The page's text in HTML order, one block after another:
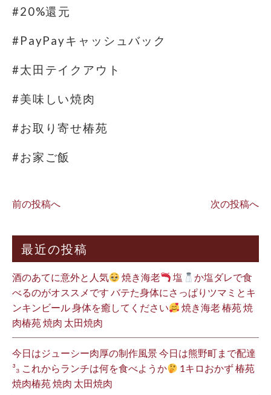
#20%還元
#PayPayキャッシュバック
#太田テイクアウト
#美味しい焼肉
#お取り寄せ椿苑
#お家ご飯
前の投稿へ 次の投稿へ
最近の投稿
酒のあてに意外と人気 焼き海老 塩
か塩ダレで食
べるのがオススメです バテた身体にさっぱりツマミとキ
ンキンビール 身体を癒してください
焼き海老 椿苑 焼
肉椿苑 焼肉 太田焼肉
今日はジューシー肉厚の制作風景 今日は熊野町まで配達
³₃ これからランチは何を食べようか
1キロおかず 椿苑
焼肉椿苑 焼肉 太田焼肉